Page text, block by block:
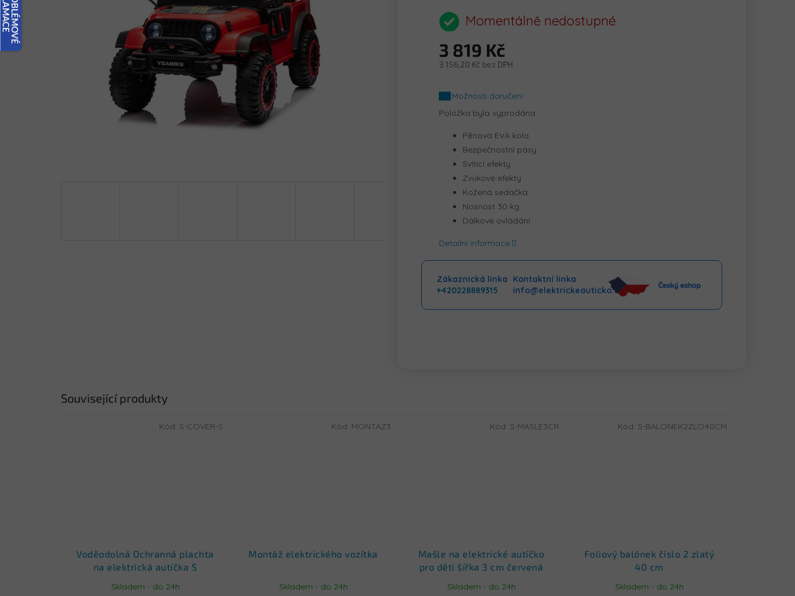
produktu
je
z
5
Momentálně nedostupné
3 819 Kč
3 156,20 Kč bez DPH
cena:Možnosti doručení
Položka byla vyprodána…
Pěnová EVA kola
Bezpečnostní pásy
Svítící efekty
Zvukové efekty
Kožená sedačka
Nosnost 30 kg
Dálkové ovládání
Detailní informace
Zákaznická linka
+420228889315
Kontaktní linka
info@elektrickeauticko.cz
Související produkty
Voděodolná Ochranná plachta
na elektrická autíčka S
Skladem - do 24h
Kód: S-COVER-S
Montáž elektrického vozítka
Skladem - do 24h
Kód: MONTAZ3
Mašle na elektrické autíčko
pro děti šířka 3 cm červená
Skladem - do 24h
Kód: S-MASLE3CR
Foliový balónek číslo 2 zlatý
40 cm
Skladem - do 24h
Kód: S-BALONEK2ZLO40CM